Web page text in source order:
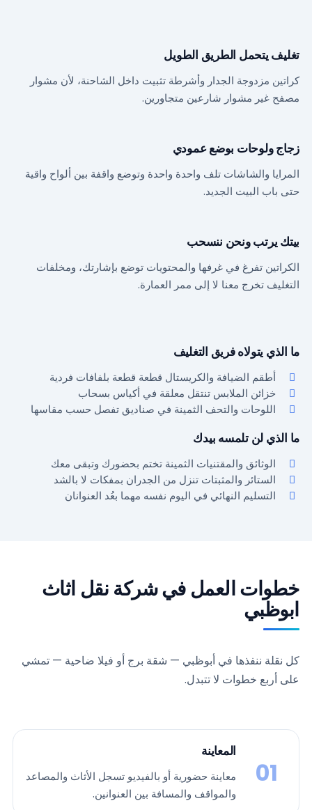
تغليف يتحمل الطريق الطويل
كراتين مزدوجة الجدار وأشرطة تثبيت داخل الشاحنة، لأن مشوار
مصفح غير مشوار شارعين متجاورين.
زجاج ولوحات بوضع عمودي
المرايا والشاشات تلف واحدة واحدة وتوضع واقفة بين ألواح واقية
حتى باب البيت الجديد.
بيتك يرتب ونحن ننسحب
الكراتين تفرغ في غرفها والمحتويات توضع بإشارتك، ومخلفات
التغليف تخرج معنا لا إلى ممر العمارة.
ما الذي يتولاه فريق التغليف
أطقم الضيافة والكريستال قطعة قطعة بلفافات فردية
خزائن الملابس تنتقل معلقة في أكياس بسحاب
اللوحات والتحف الثمينة في صناديق تفصل حسب مقاسها
ما الذي لن تلمسه بيدك
الوثائق والمقتنيات الثمينة تختم بحضورك وتبقى معك
الستائر والمثبتات تنزل من الجدران بمفكات لا بالشد
التسليم النهائي في اليوم نفسه مهما بعُد العنوانان
خطوات العمل في شركة نقل اثاث
ابوظبي
كل نقلة ننفذها في أبوظبي — شقة برج أو فيلا ضاحية — تمشي
على أربع خطوات لا تتبدل.
01
المعاينة
معاينة حضورية أو بالفيديو تسجل الأثاث والمصاعد
والمواقف والمسافة بين العنوانين.